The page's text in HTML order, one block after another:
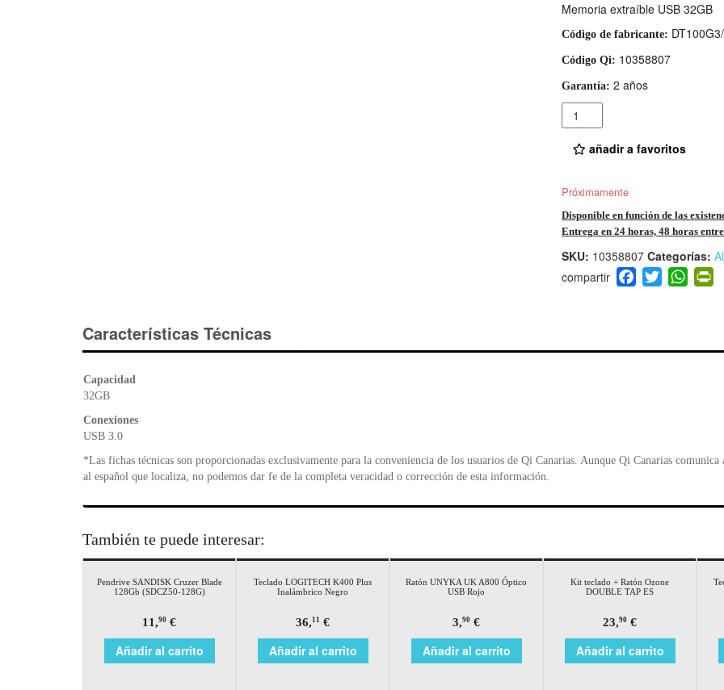
Memoria extraíble USB 32GB
Código de fabricante:
Código Qi: 10358807
Garantía: 2 años
Cantidad
añadir a favoritos
Próximamente
Disponible en función de las
Entrega en 24 horas, 48 horas
SKU: 10358807 Categorías:
F
a
b
T
wi
W
h
A
Pr
in
e
Características Técnicas
Capacidad
32GB
Conexiones
USB 3.0
*Las fichas técnicas son proporcionadas exclusivamente para la conveniencia de los usuarios de Qi Canarias. Aunque Qi Canarias
al español que localiza, no podemos dar fe de la completa veracidad o corrección de esta información.
También te puede interesar:
Pendrive SANDISK Cruzer Blade
128Gb (SDCZ50-128G)
11,90 €
Añadir al carrito
Teclado LOGITECH K400 Plus
Inalámbrico Negro
36,11 €
Añadir al carrito
Ratón UNYKA UK A800 Óptico
USB Rojo
3,90 €
Añadir al carrito
Kit teclado + Ratón Ozone
DOUBLE TAP ES
23,90 €
Añadir al carrito